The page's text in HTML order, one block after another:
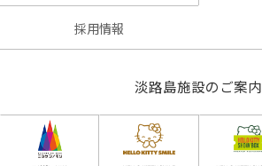
採用情報
淡路島施設のご案内